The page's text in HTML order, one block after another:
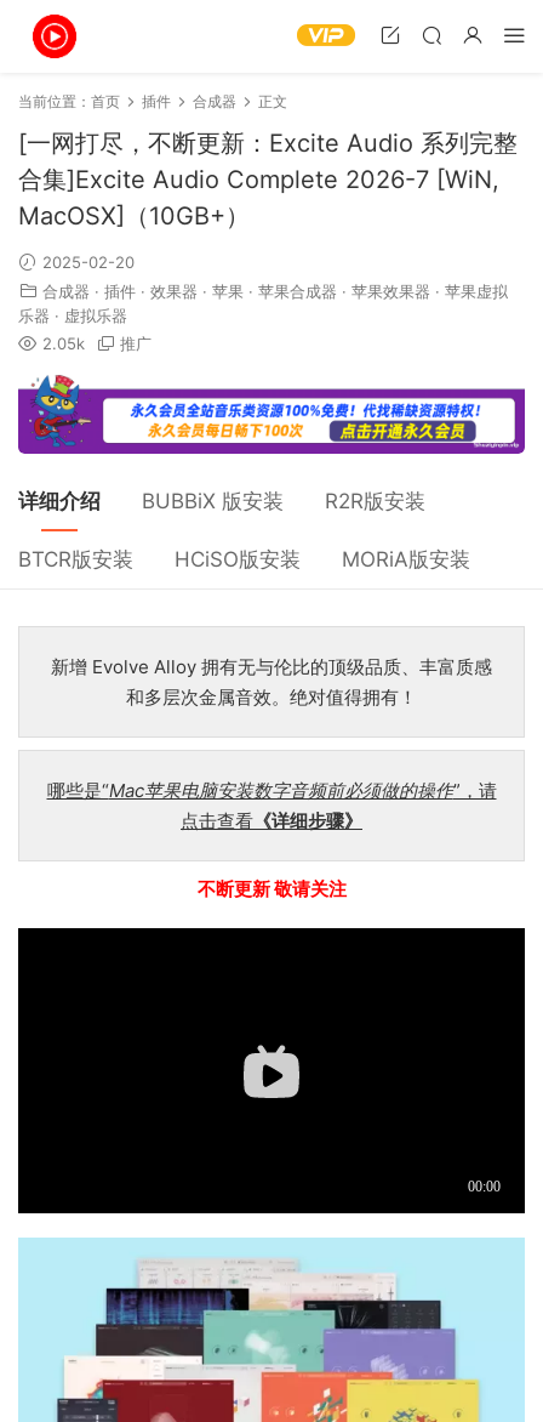
当前位置： 首页 插件 合成器 正文
[一网打尽，不断更新：Excite Audio 系列完整
合集]Excite Audio Complete 2026-7 [WiN,
MacOSX]（10GB+）
2025-02-20
合成器 · 插件 · 效果器 · 苹果 · 苹果合成器 · 苹果效果器 · 苹果虚拟
乐器 · 虚拟乐器
2.05k
推广
详细介绍 BUBBiX 版安装 R2R版安装
BTCR版安装 HCiSO版安装 MORiA版安装
新增 Evolve Alloy 拥有无与伦比的顶级品质、丰富质感
和多层次金属音效。绝对值得拥有！
哪些是“Mac苹果电脑安装数字音频前必须做的操作”，请
点击查看 《详细步骤》
不断更新 敬请关注